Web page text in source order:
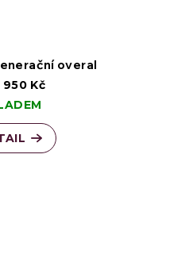
overal
950 Kč